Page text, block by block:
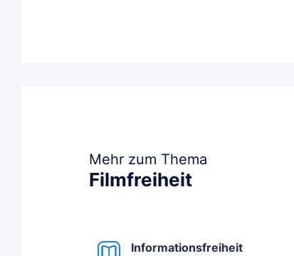
Mehr zum Thema
Filmfreiheit
Informationsfreiheit